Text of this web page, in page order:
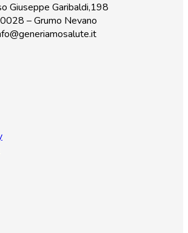
Giuseppe Garibaldi,198
– Grumo Nevano